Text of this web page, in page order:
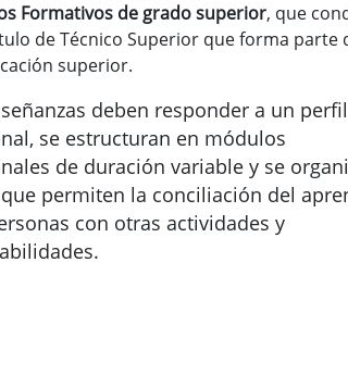
Formativos de grado superior, que
de Técnico Superior que forma parte
superior.
deben responder a un perfil
se estructuran en módulos
de duración variable y se
permiten la conciliación del
con otras actividades y